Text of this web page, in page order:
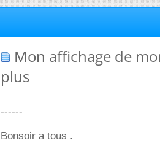
Mon affichage de
plus
------
Bonsoir a tous .